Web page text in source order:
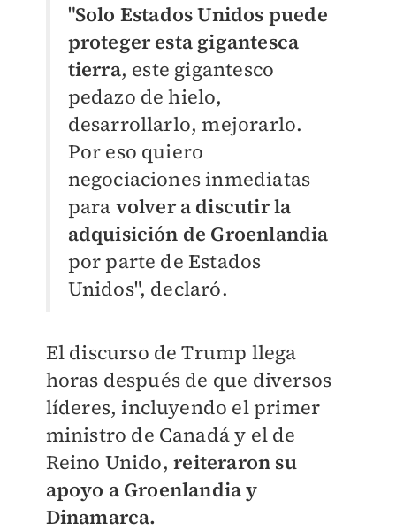
"Solo Estados Unidos puede
proteger esta gigantesca
tierra, este gigantesco
pedazo de hielo,
desarrollarlo, mejorarlo.
Por eso quiero
negociaciones inmediatas
para volver a discutir la
adquisición de Groenlandia
por parte de Estados
Unidos", declaró.
El discurso de Trump llega
horas después de que diversos
líderes, incluyendo el primer
ministro de Canadá y el de
Reino Unido,reiteraron su
apoyo a Groenlandia y
Dinamarca.